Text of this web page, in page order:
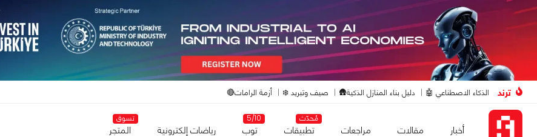
ترند الذكاء الاصطناعي 🤖 دليل بناء المنازل الذكية🛖 صيف وتبريد ❄️ أزمة الرامات🔴
أخبار مقالات مراجعات
مُحدّث
تطبيقات
5/10
توب رياضات إلكترونية
تسوق
المتجر